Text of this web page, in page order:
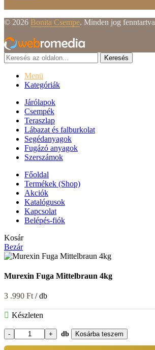
© 2026 Bonita Csempe. Minden jog fenntartva
Keresés
Menü
Kategóriák
Járólapok
Csempék
Teraszlap
Lábazat és falburkolat
Segédanyagok
Fugázó anyagok
Szerszámok
Főoldal
Termékek (Shop)
Akciók
Katalógusok
Kapcsolat
Belépés-fiók
Kosár
Bezár
Murexin Fuga Mittelbraun 4kg
3 .990 Ft / db
Készleten
Murexin
Fuga
db Kosárba teszem